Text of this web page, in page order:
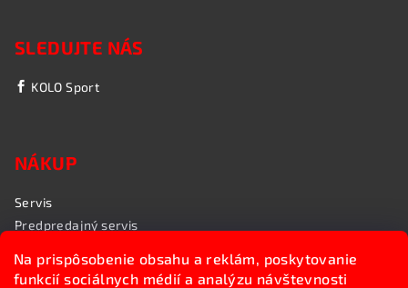
Na prispôsobenie obsahu a reklám, poskytovanie
funkcií sociálnych médií a analýzu návštevnosti
SLEDUJTE NÁS
KOLO Sport
NÁKUP
Servis
Predpredajný servis
Rozvoz bicyklov